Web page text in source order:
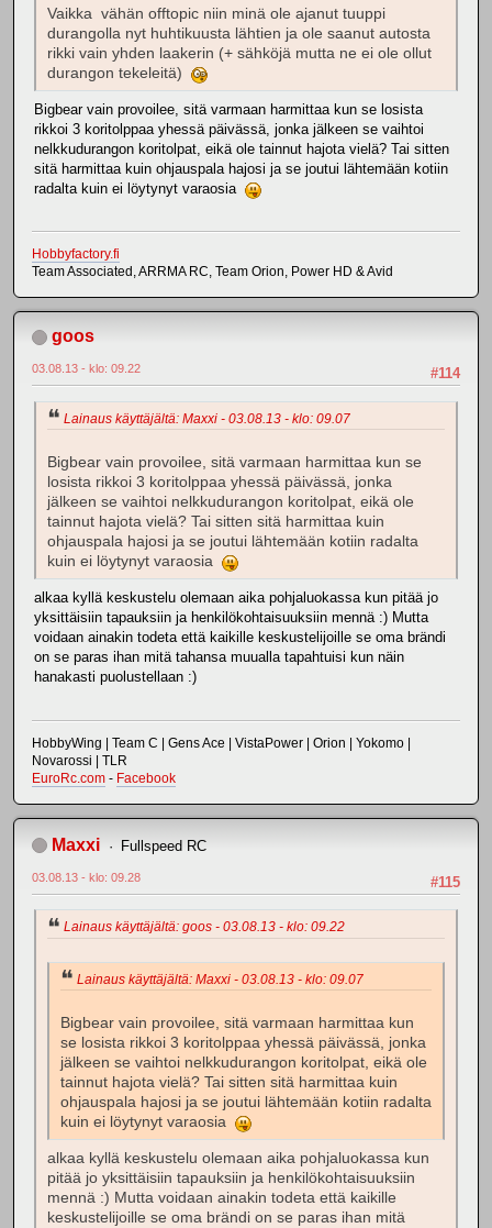
Vaikka vähän offtopic niin minä ole ajanut tuuppi
durangolla nyt huhtikuusta lähtien ja ole saanut autosta
rikki vain yhden laakerin (+ sähköjä mutta ne ei ole ollut
durangon tekeleitä)
Bigbear vain provoilee, sitä varmaan harmittaa kun se losista
rikkoi 3 koritolppaa yhessä päivässä, jonka jälkeen se vaihtoi
nelkkudurangon koritolpat, eikä ole tainnut hajota vielä? Tai sitten
sitä harmittaa kuin ohjauspala hajosi ja se joutui lähtemään kotiin
radalta kuin ei löytynyt varaosia
Hobbyfactory.fi
Team Associated, ARRMA RC, Team Orion, Power HD & Avid
goos
#114
03.08.13 - klo: 09.22
Lainaus käyttäjältä: Maxxi - 03.08.13 - klo: 09.07
Bigbear vain provoilee, sitä varmaan harmittaa kun se
losista rikkoi 3 koritolppaa yhessä päivässä, jonka
jälkeen se vaihtoi nelkkudurangon koritolpat, eikä ole
tainnut hajota vielä? Tai sitten sitä harmittaa kuin
ohjauspala hajosi ja se joutui lähtemään kotiin radalta
kuin ei löytynyt varaosia
alkaa kyllä keskustelu olemaan aika pohjaluokassa kun pitää jo
yksittäisiin tapauksiin ja henkilökohtaisuuksiin mennä :) Mutta
voidaan ainakin todeta että kaikille keskustelijoille se oma brändi
on se paras ihan mitä tahansa muualla tapahtuisi kun näin
hanakasti puolustellaan :)
HobbyWing | Team C | Gens Ace | VistaPower | Orion | Yokomo |
Novarossi | TLR
EuroRc.com - Facebook
Maxxi Fullspeed RC
#115
03.08.13 - klo: 09.28
Lainaus käyttäjältä: goos - 03.08.13 - klo: 09.22
Lainaus käyttäjältä: Maxxi - 03.08.13 - klo: 09.07
Bigbear vain provoilee, sitä varmaan harmittaa kun
se losista rikkoi 3 koritolppaa yhessä päivässä, jonka
jälkeen se vaihtoi nelkkudurangon koritolpat, eikä ole
tainnut hajota vielä? Tai sitten sitä harmittaa kuin
ohjauspala hajosi ja se joutui lähtemään kotiin radalta
kuin ei löytynyt varaosia
alkaa kyllä keskustelu olemaan aika pohjaluokassa kun
pitää jo yksittäisiin tapauksiin ja henkilökohtaisuuksiin
mennä :) Mutta voidaan ainakin todeta että kaikille
keskustelijoille se oma brändi on se paras ihan mitä